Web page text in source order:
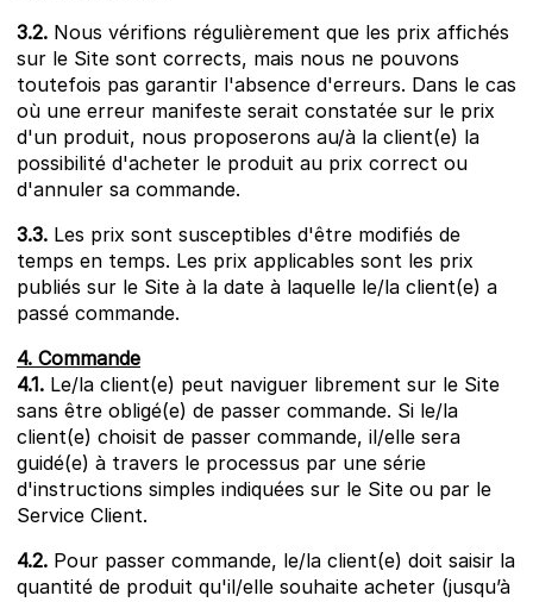
3.2. Nous vérifions régulièrement que les prix affichés
sur le Site sont corrects, mais nous ne pouvons
toutefois pas garantir l'absence d'erreurs. Dans le cas
où une erreur manifeste serait constatée sur le prix
d'un produit, nous proposerons au/à la client(e) la
possibilité d'acheter le produit au prix correct ou
d'annuler sa commande.
3.3. Les prix sont susceptibles d'être modifiés de
temps en temps. Les prix applicables sont les prix
publiés sur le Site à la date à laquelle le/la client(e) a
passé commande.
4. Commande
4.1. Le/la client(e) peut naviguer librement sur le Site
sans être obligé(e) de passer commande. Si le/la
client(e) choisit de passer commande, il/elle sera
guidé(e) à travers le processus par une série
d'instructions simples indiquées sur le Site ou par le
Service Client.
4.2. Pour passer commande, le/la client(e) doit saisir la
quantité de produit qu'il/elle souhaite acheter (jusqu’à